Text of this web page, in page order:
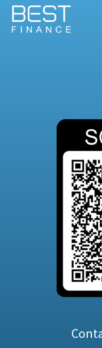
Aller
contenu